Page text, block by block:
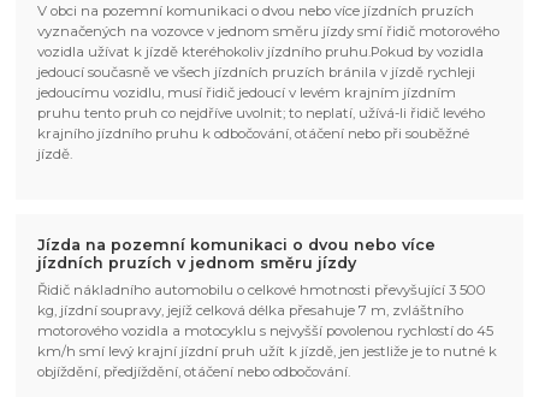
V obci na pozemní komunikaci o dvou nebo více jízdních pruzích
vyznačených na vozovce v jednom směru jízdy smí řidič motorového
vozidla užívat k jízdě kteréhokoliv jízdního pruhu.Pokud by vozidla
jedoucí současně ve všech jízdních pruzích bránila v jízdě rychleji
jedoucímu vozidlu, musí řidič jedoucí v levém krajním jízdním
pruhu tento pruh co nejdříve uvolnit; to neplatí, užívá-li řidič levého
krajního jízdního pruhu k odbočování, otáčení nebo při souběžné
jízdě.
Jízda na pozemní komunikaci o dvou nebo více
jízdních pruzích v jednom směru jízdy
Řidič nákladního automobilu o celkové hmotnosti převyšující 3 500
kg, jízdní soupravy, jejíž celková délka přesahuje 7 m, zvláštního
motorového vozidla a motocyklu s nejvyšší povolenou rychlostí do 45
km/h smí levý krajní jízdní pruh užít k jízdě, jen jestliže je to nutné k
objíždění, předjíždění, otáčení nebo odbočování.